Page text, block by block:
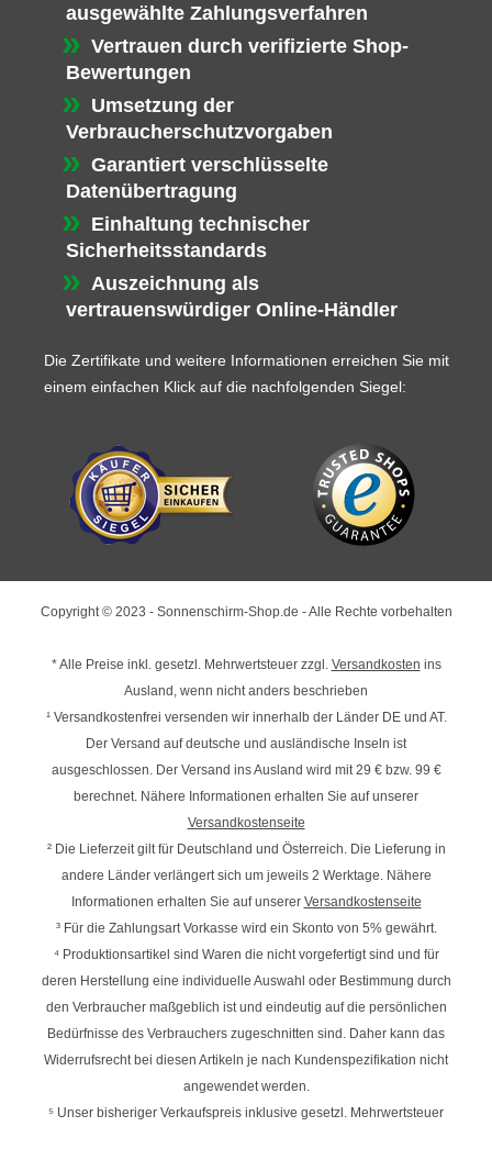
ausgewählte Zahlungsverfahren
Vertrauen durch verifizierte Shop-
Bewertungen
Umsetzung der
Verbraucherschutzvorgaben
Garantiert verschlüsselte
Datenübertragung
Einhaltung technischer
Sicherheitsstandards
Auszeichnung als
vertrauenswürdiger Online-Händler
Die Zertifikate und weitere Informationen erreichen Sie mit
einem einfachen Klick auf die nachfolgenden Siegel:
Copyright © 2023 - Sonnenschirm-Shop.de - Alle Rechte vorbehalten
* Alle Preise inkl. gesetzl. Mehrwertsteuer zzgl. Versandkosten ins
Ausland, wenn nicht anders beschrieben
¹ Versandkostenfrei versenden wir innerhalb der Länder DE und AT.
Der Versand auf deutsche und ausländische Inseln ist
ausgeschlossen. Der Versand ins Ausland wird mit29 € bzw. 99 €
berechnet. Nähere Informationen erhalten Sie auf unserer
Versandkostenseite
² Die Lieferzeit gilt für Deutschland und Österreich. Die Lieferung in
andere Länder verlängert sich um jeweils 2 Werktage. Nähere
Informationen erhalten Sie auf unserer Versandkostenseite
³ Für die Zahlungsart Vorkasse wird ein Skonto von 5% gewährt.
⁴ Produktionsartikel sind Waren die nicht vorgefertigt sind und für
deren Herstellung eine individuelle Auswahl oder Bestimmung durch
den Verbraucher maßgeblich ist und eindeutig auf die persönlichen
Bedürfnisse des Verbrauchers zugeschnitten sind. Daher kann das
Widerrufsrecht bei diesen Artikeln je nach Kundenspezifikation nicht
angewendet werden.
⁵ Unser bisheriger Verkaufspreis inklusive gesetzl. Mehrwertsteuer